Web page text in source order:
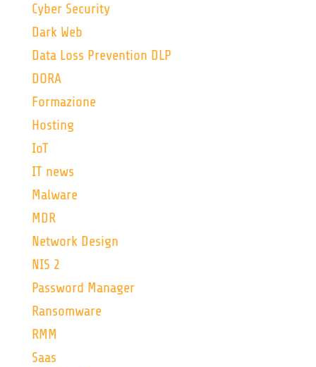
Cyber Security
Dark Web
Data Loss Prevention DLP
DORA
Formazione
Hosting
IoT
IT news
Malware
MDR
Network Design
NIS 2
Password Manager
Ransomware
RMM
Saas